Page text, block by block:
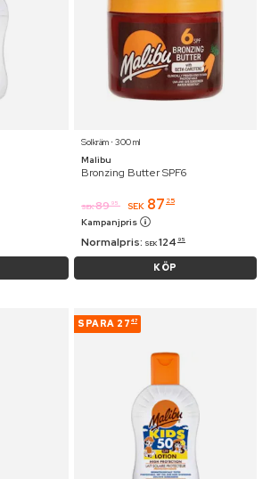
Solkräm ⋅ 300 ml
Malibu
Bronzing Butter SPF6
SEK 89 95 SEK 87 25
Kampanjpris
Normalpris: SEK 124 95
KÖP
SPARA 27 47